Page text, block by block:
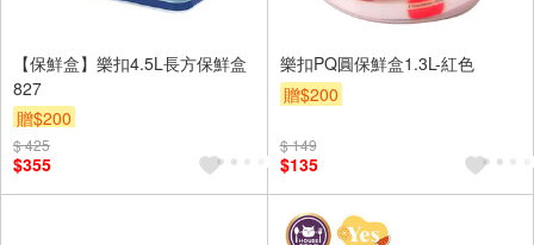
【保鮮盒】樂扣4.5L長方保鮮盒
827
贈$200
$ 425
$355
樂扣PQ圓保鮮盒1.3L-紅色
贈$200
$ 149
$135